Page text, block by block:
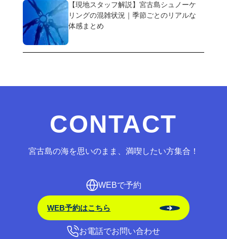
【現地スタッフ解説】宮古島シュノーケ
リングの混雑状況｜季節ごとのリアルな
体感まとめ
CONTACT
宮古島の海を思いのまま、満喫したい方集合！
WEBで予約
WEB予約はこちら
お電話でお問い合わせ